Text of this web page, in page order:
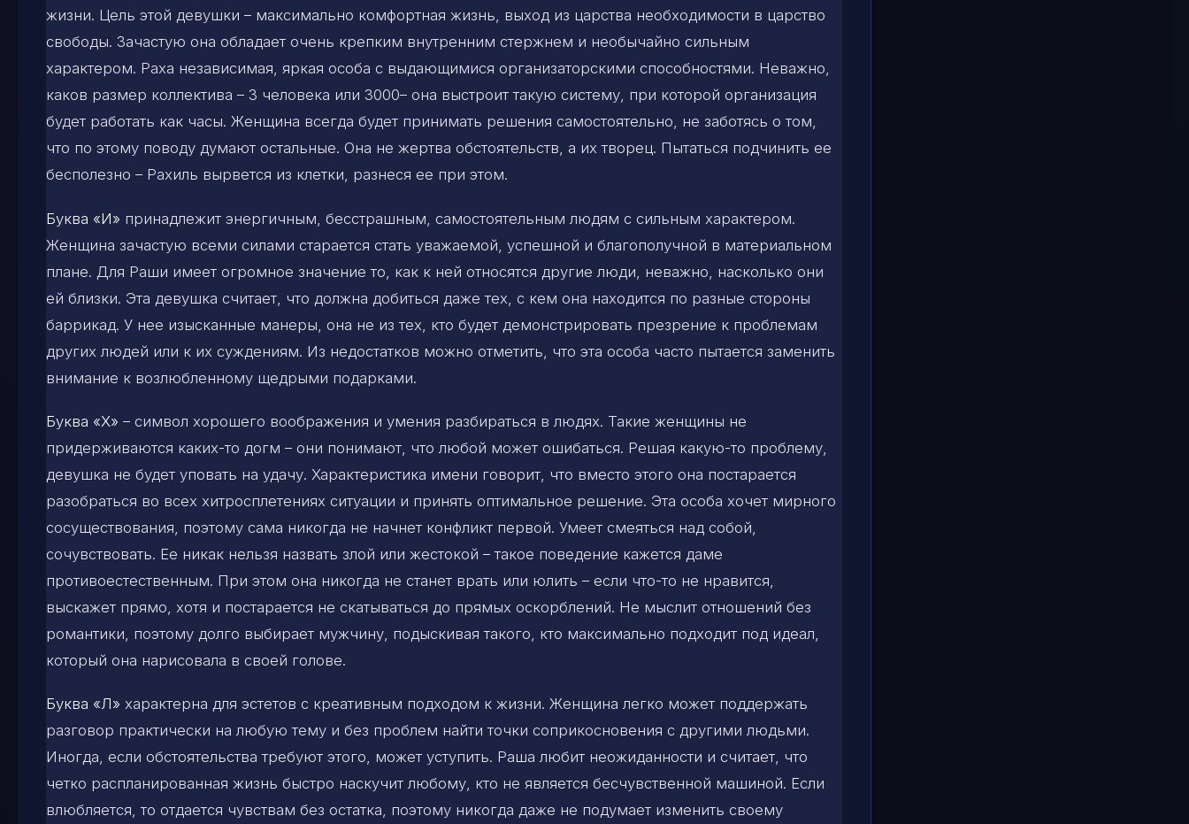
жизни. Цель этой девушки – максимально комфортная жизнь, выход из царства необходимости в царство
свободы. Зачастую она обладает очень крепким внутренним стержнем и необычайно сильным
характером. Раха независимая, яркая особа с выдающимися организаторскими способностями. Неважно,
каков размер коллектива – 3 человека или 3000– она выстроит такую систему, при которой организация
будет работать как часы. Женщина всегда будет принимать решения самостоятельно, не заботясь о том,
что по этому поводу думают остальные. Она не жертва обстоятельств, а их творец. Пытаться подчинить ее
бесполезно – Рахиль вырвется из клетки, разнеся ее при этом.
Буква «И» принадлежит энергичным, бесстрашным, самостоятельным людям с сильным характером.
Женщина зачастую всеми силами старается стать уважаемой, успешной и благополучной в материальном
плане. Для Раши имеет огромное значение то, как к ней относятся другие люди, неважно, насколько они
ей близки. Эта девушка считает, что должна добиться даже тех, с кем она находится по разные стороны
баррикад. У нее изысканные манеры, она не из тех, кто будет демонстрировать презрение к проблемам
других людей или к их суждениям. Из недостатков можно отметить, что эта особа часто пытается заменить
внимание к возлюбленному щедрыми подарками.
Буква «Х» – символ хорошего воображения и умения разбираться в людях. Такие женщины не
придерживаются каких-то догм – они понимают, что любой может ошибаться. Решая какую-то проблему,
девушка не будет уповать на удачу. Характеристика имени говорит, что вместо этого она постарается
разобраться во всех хитросплетениях ситуации и принять оптимальное решение. Эта особа хочет мирного
сосуществования, поэтому сама никогда не начнет конфликт первой. Умеет смеяться над собой,
сочувствовать. Ее никак нельзя назвать злой или жестокой – такое поведение кажется даме
противоестественным. При этом она никогда не станет врать или юлить – если что-то не нравится,
выскажет прямо, хотя и постарается не скатываться до прямых оскорблений. Не мыслит отношений без
романтики, поэтому долго выбирает мужчину, подыскивая такого, кто максимально подходит под идеал,
который она нарисовала в своей голове.
Буква «Л» характерна для эстетов с креативным подходом к жизни. Женщина легко может поддержать
разговор практически на любую тему и без проблем найти точки соприкосновения с другими людьми.
Иногда, если обстоятельства требуют этого, может уступить. Раша любит неожиданности и считает, что
четко распланированная жизнь быстро наскучит любому, кто не является бесчувственной машиной. Если
влюбляется, то отдается чувствам без остатка, поэтому никогда даже не подумает изменить своему